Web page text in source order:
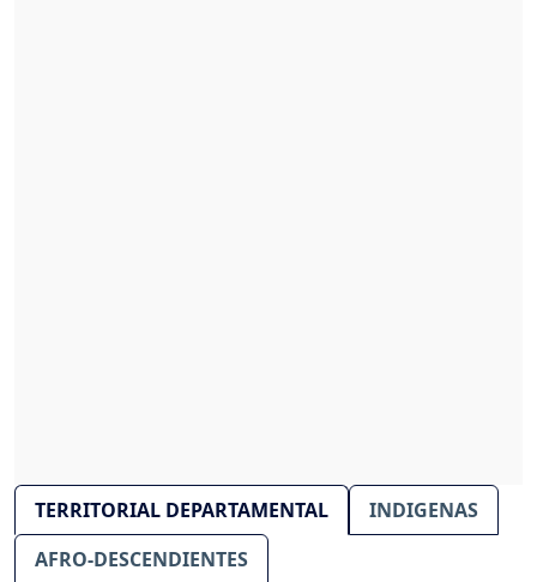
TERRITORIAL DEPARTAMENTAL
INDIGENAS
AFRO-DESCENDIENTES